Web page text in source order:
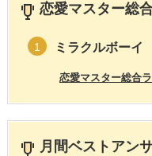
恋愛マスター総
1 ミラクルボーイ
恋愛マスター総合
月間ベストアン